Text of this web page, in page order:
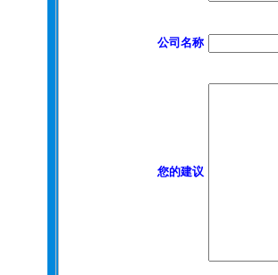
公司名称
您的建议